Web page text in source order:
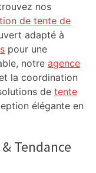
nos
de tente de
adapté à
pour une
notre agence
la coordination
de tente
élégante en
Tendance